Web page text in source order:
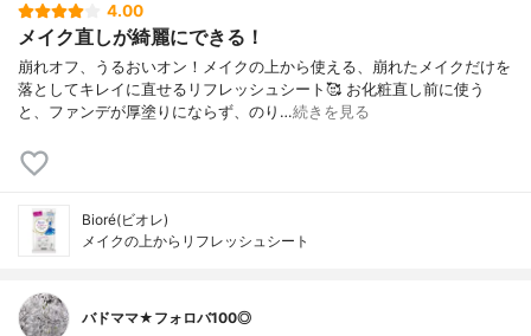
4.00
メイク直しが綺麗にできる！
崩れオフ、うるおいオン！メイクの上から使える、崩れたメイクだけを
落としてキレイに直せるリフレッシュシート🥰 お化粧直し前に使う
と、ファンデが厚塗りにならず、のり…続きを見る
Bioré(ビオレ)
メイクの上からリフレッシュシート
バドママ★フォロバ100◎